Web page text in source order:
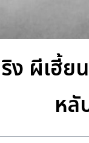
ผีเฮี้
หลั